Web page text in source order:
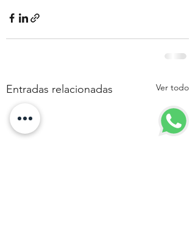
Entradas relacionadas Ver todo